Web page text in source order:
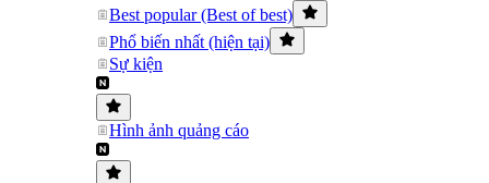
Best popular (Best of best)
Phổ biến nhất (hiện tại)
Sự kiện
Hình ảnh quảng cáo